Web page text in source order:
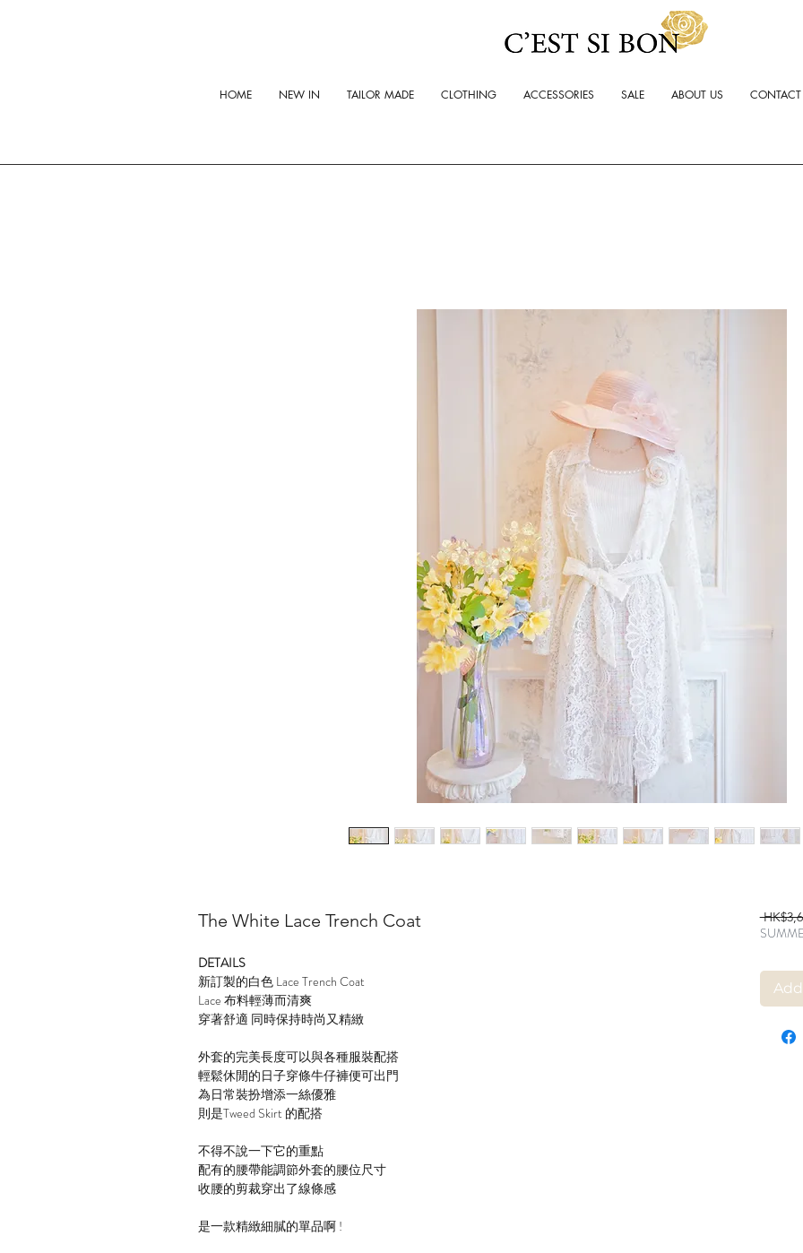
HOME NEW IN TAILOR MADE CLOTHING ACCESSORIES SALE ABOUT US
The White Lace Trench Coat
DETAILS
新訂製的白色 Lace Trench Coat
Lace 布料輕薄而清爽
穿著舒適 同時保持時尚又精緻
外套的完美長度可以與各種服裝配搭
輕鬆休閒的日子穿條牛仔褲便可出門
為日常裝扮增添一絲優雅
則是Tweed Skirt 的配搭
不得不說一下它的重點
配有的腰帶能調節外套的腰位尺寸
收腰的剪裁穿出了線條感
是一款精緻細膩的單品啊 !